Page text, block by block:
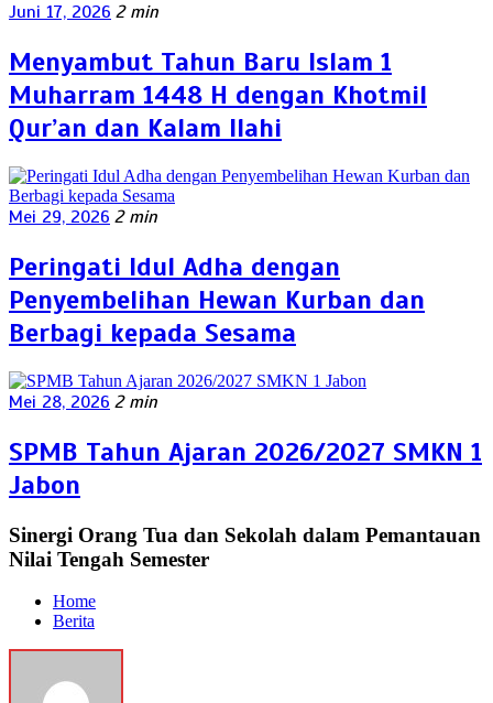
Juni 17, 2026 2 min
Menyambut Tahun Baru Islam 1
Muharram 1448 H dengan Khotmil
Qur’an dan Kalam Ilahi
Mei 29, 2026 2 min
Peringati Idul Adha dengan
Penyembelihan Hewan Kurban dan
Berbagi kepada Sesama
Mei 28, 2026 2 min
SPMB Tahun Ajaran 2026/2027 SMKN 1
Jabon
Sinergi Orang Tua dan Sekolah dalam Pemantauan
Nilai Tengah Semester
Home
Berita